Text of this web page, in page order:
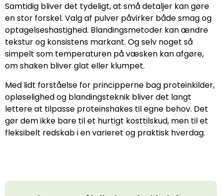
Samtidig bliver det tydeligt, at små detaljer kan gøre
en stor forskel. Valg af pulver påvirker både smag og
optagelseshastighed. Blandingsmetoder kan ændre
tekstur og konsistens markant. Og selv noget så
simpelt som temperaturen på væsken kan afgøre,
om shaken bliver glat eller klumpet.
Med lidt forståelse for principperne bag proteinkilder,
opløselighed og blandingsteknik bliver det langt
lettere at tilpasse proteinshakes til egne behov. Det
gør dem ikke bare til et hurtigt kosttilskud, men til et
fleksibelt redskab i en varieret og praktisk hverdag.